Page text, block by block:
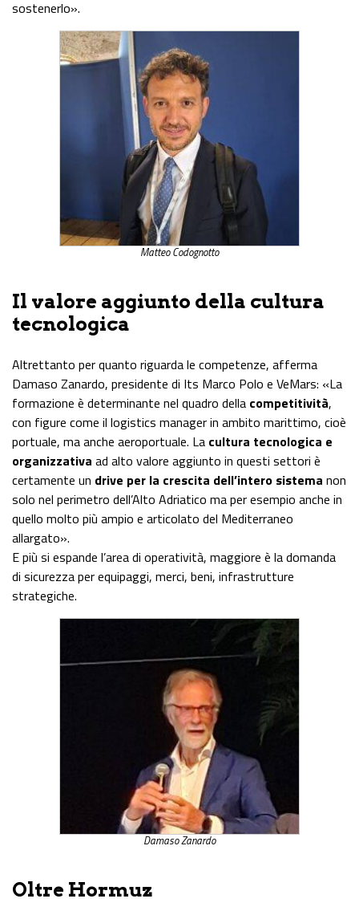
sostenerlo».
Matteo Codognotto
Il valore aggiunto della cultura
tecnologica
Altrettanto per quanto riguarda le competenze, afferma
Damaso Zanardo, presidente di Its Marco Polo e VeMars: «La
formazione è determinante nel quadro della competitività,
con figure come il logistics manager in ambito marittimo, cioè
portuale, ma anche aeroportuale. La cultura tecnologica e
organizzativa ad alto valore aggiunto in questi settori è
certamente un drive per la crescita dell’intero sistema non
solo nel perimetro dell’Alto Adriatico ma per esempio anche in
quello molto più ampio e articolato del Mediterraneo
allargato».
E più si espande l’area di operatività, maggiore è la domanda
di sicurezza per equipaggi, merci, beni, infrastrutture
strategiche.
Damaso Zanardo
Oltre Hormuz